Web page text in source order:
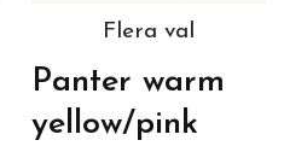
Flera val
Panter warm
yellow/pink